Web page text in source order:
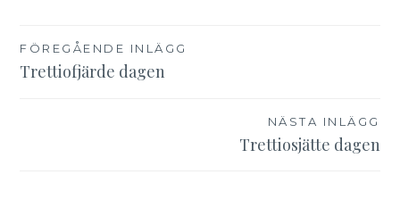
Inläggsnavigering
FÖREGÅENDE INLÄGG
Trettiofjärde dagen
NÄSTA INLÄGG
Trettiosjätte dagen